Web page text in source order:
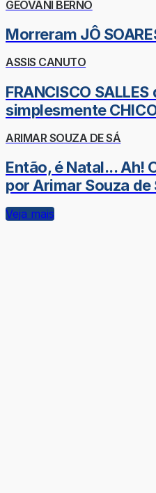
GEOVANI BERNO
Morreram JÔ
ASSIS CANUTO
FRANCISCO
simplesmente
ARIMAR SOUZA DE SÁ
Então, é Natal... Ah!
por Arimar Souza de
Veja mais